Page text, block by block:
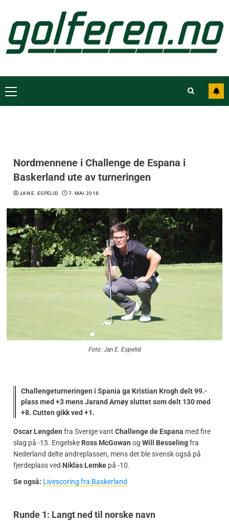
Nordmennene i Challenge de Espana i
Baskerland ute av turneringen
JAN E. ESPELID 7. MAI 2018
Foto: Jan E. Espelid
Challengeturneringen i Spania ga Kristian Krogh delt 99.-
plass med +3 mens Jarand Arnøy sluttet som delt 130 med
+8. Cutten gikk ved +1.
Oscar Lengden fra Sverige vant Challenge de Espana med fire
slag på -15. Engelske Ross McGowan og Will Besselingfra
Nederland delte andreplassen, mens det ble svensk også på
fjerdeplass ved Niklas Lemke på -10.
Se også: Livescoring fra Baskerland
Runde 1: Langt ned til norske navn